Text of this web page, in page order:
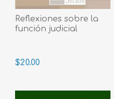
Reflexiones sobre la
función judicial
$20.00